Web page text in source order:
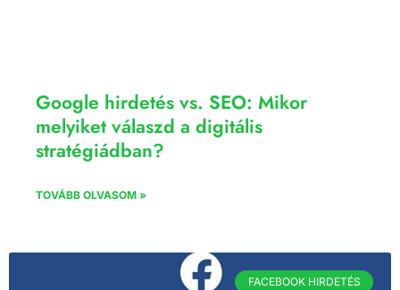
Google hirdetés vs. SEO: Mikor
melyiket válaszd a digitális
stratégiádban?
TOVÁBB OLVASOM »
FACEBOOK HIRDETÉS